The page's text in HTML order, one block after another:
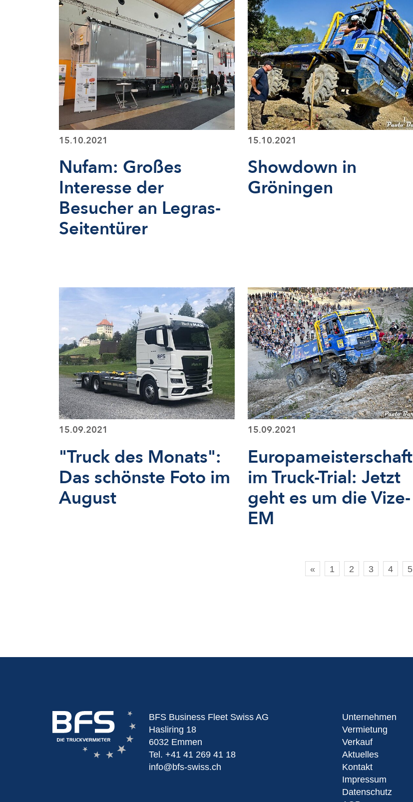
15.10.2021
Nufam: Großes
Interesse der
Besucher an Legras-
Seitentürer
15.10.2021
Showdown in
Gröningen
15.09.2021
"Truck des Monats":
Das schönste Foto im
August
15.09.2021
Europameisterschaft
im Truck-Trial: Jetzt
geht es um die Vize-
EM
« 1 2 3 4 5
BFS Business Fleet Swiss AG
Hasliring 18
6032 Emmen
Tel.+41 41 269 41 18
info@bfs-swiss.ch
Unternehmen
Vermietung
Verkauf
Aktuelles
Kontakt
Impressum
Datenschutz